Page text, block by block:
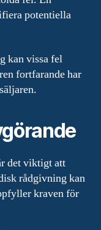
potentiella
kan vissa fel
fortfarande har
det viktigt att
rådgivning kan
kraven för